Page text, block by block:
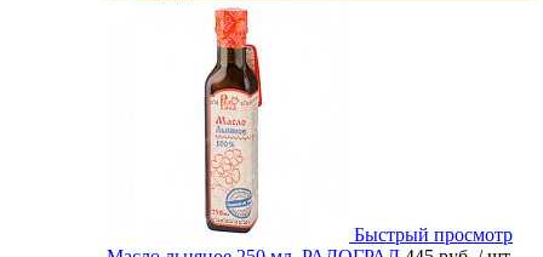
Быстрый просмотр